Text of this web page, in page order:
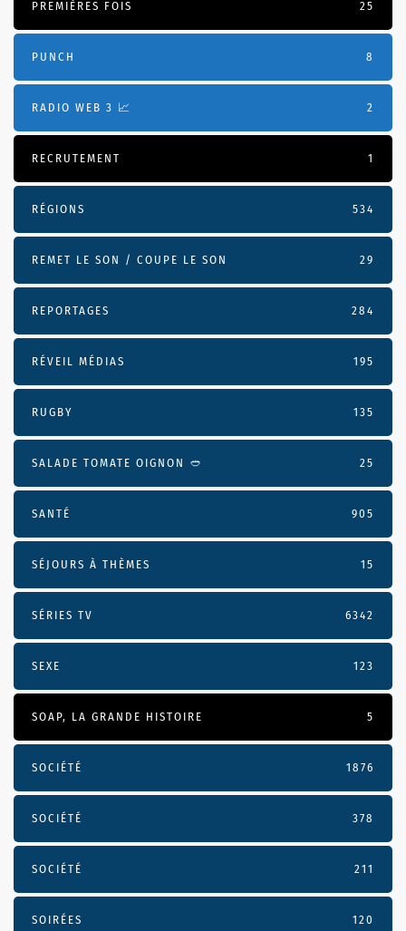
PREMIÈRES FOIS 25
PUNCH 8
RADIO WEB 3 📈 2
RECRUTEMENT 1
RÉGIONS 534
REMET LE SON / COUPE LE SON 29
REPORTAGES 284
RÉVEIL MÉDIAS 195
RUGBY 135
SALADE TOMATE OIGNON 🥙 25
SANTÉ 905
SÉJOURS À THÈMES 15
SÉRIES TV 6342
SEXE 123
SOAP, LA GRANDE HISTOIRE 5
SOCIÉTÉ 1876
SOCIÉTÉ 378
SOCIÉTÉ 211
SOIRÉES 120